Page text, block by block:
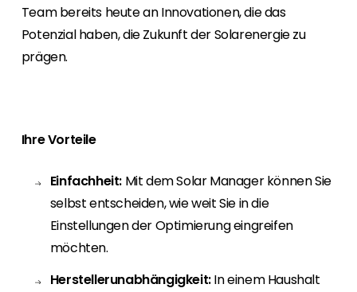
Karriere
Sie suchen nach einem Job in der
Erneuerbaren Energie Branche? Dann sind Sie
Wenn Sie auf der Suche nach wichtigen
werden Sie bei uns fündig.
Team bereits heute an Innovationen, die das
Potenzial haben, die Zukunft der Solarenergie zu
prägen.
Ihre Vorteile
Einfachheit: Mit dem Solar Manager können Sie
selbst entscheiden, wie weit Sie in die
Einstellungen der Optimierung eingreifen
möchten.
Herstellerunabhängigkeit:In einem Haushalt